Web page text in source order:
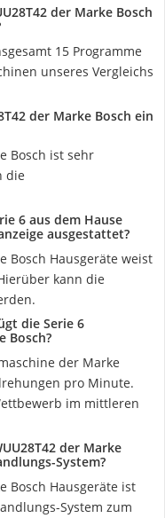
der Marke Bosch
15 Programme
unseres Vergleichs
der Marke Bosch ein
Bosch ist sehr
die
6 aus dem Hause
ausgestattet?
Bosch Hausgeräte weist
kann die
die Serie 6
Bosch?
der Marke
pro Minute.
im mittleren
der Marke
System?
Bosch Hausgeräte ist
System zum